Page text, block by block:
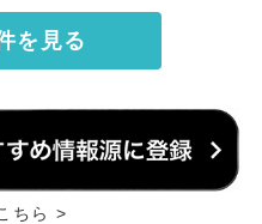
を見る
ちら >